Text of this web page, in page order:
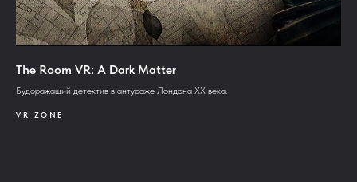
The Room VR: A Dark Matter
Будоражащий детектив в антураже Лондона XX века.
VR ZONE